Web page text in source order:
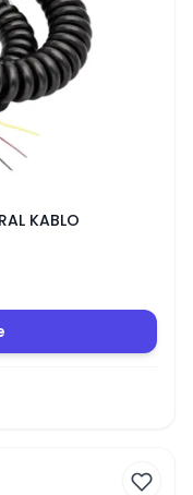
KABLO